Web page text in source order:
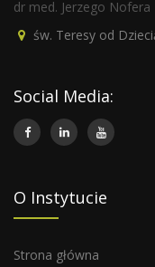
dr med. Jerzego Nofera
św. Teresy od
Social Media:
O Instytucie
Strona główna